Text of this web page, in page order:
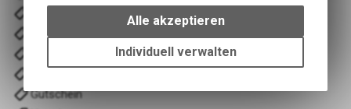
Wartung/Reinigung
Bekleidung & Ausrüstung
Gutschein
bestimmte Interaktionen und
Einstellungen auf Ihrem Gerät,
um die grundlegenden
Funktionen unseres Online-
Alle akzeptieren
Individuell verwalten